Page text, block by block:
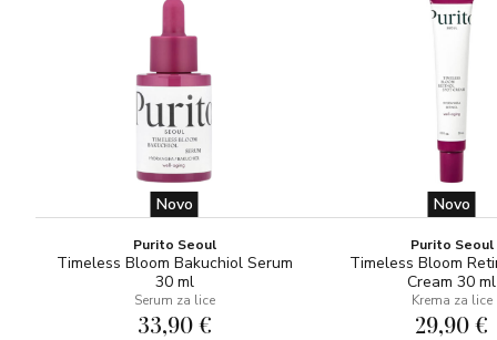
99% sastojaka prirodnog porijekla, veganski proizvod.
Upute za upotrebu: Raspršite po cijelom licu navečer
nakon skidanja šminke ili u bilo koje doba dana za trenutni
osjećaj svježine.
Novo
Purito Seoul
Timeless Bloom Bakuchiol Serum
30 ml
Serum za lice
33,90 €
Novo
Purito Seoul
Timeless Bloom
Cream 30 ml
Krema za lice
29,90 €